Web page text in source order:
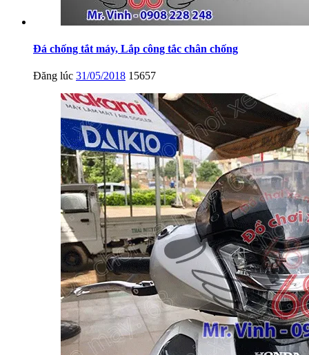
Đá chống tắt máy, Lắp công tắc chân chống
Đăng lúc 31/05/2018 15657